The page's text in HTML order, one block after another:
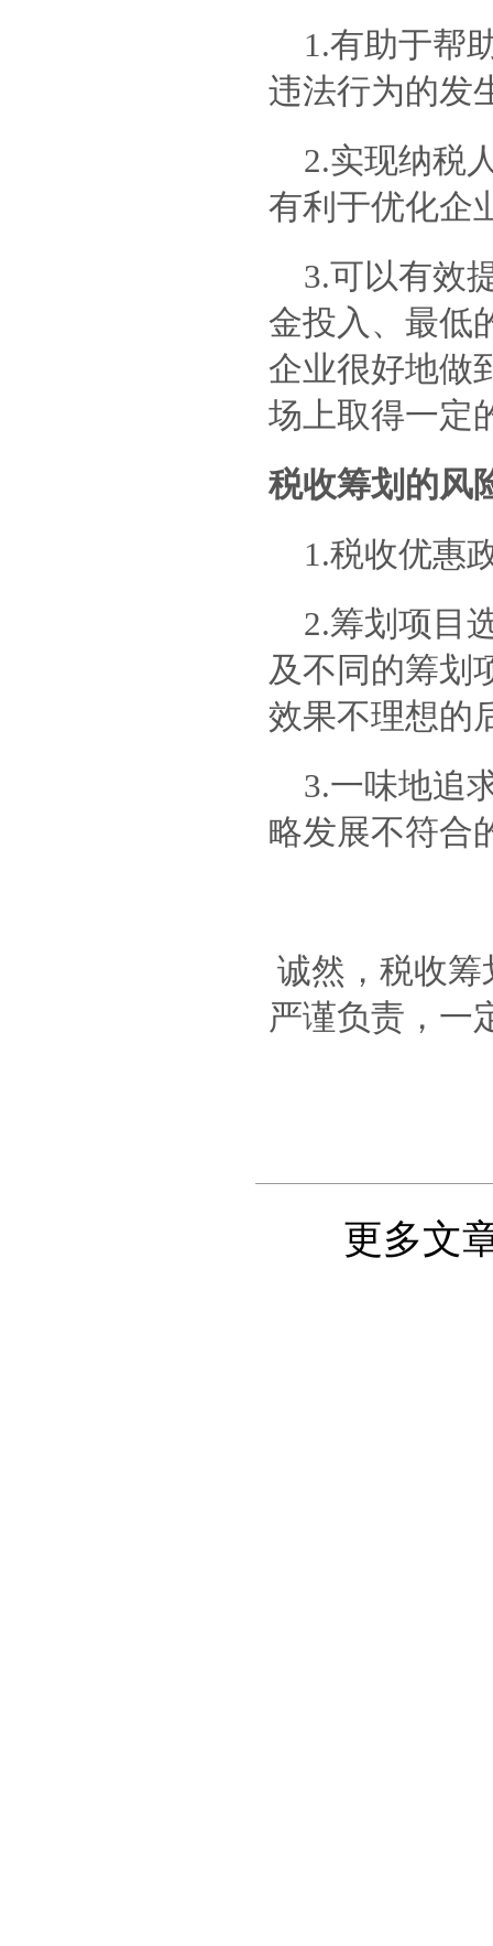
1.有助于帮
违法行为的发
2.实现纳税
有利于优化企
3.可以有效
金投入、最低
企业很好地做
场上取得一定
税收筹划的风
1.税收优惠
2.筹划项目
及不同的筹划
效果不理想的
3.一味地追
略发展不符合
诚然，税收
严谨负责，一
更多文